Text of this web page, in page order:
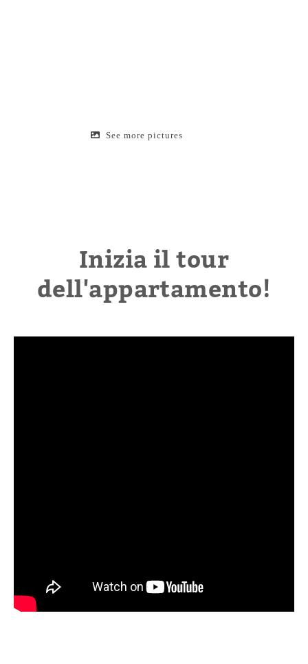
See more pictures
Inizia il tour
dell'appartamento!